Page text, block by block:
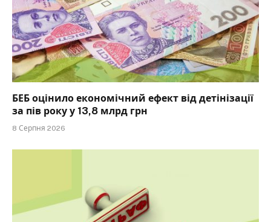
БЕБ оцінило економічний ефект від детінізації
за пів року у 13,8 млрд грн
8 Серпня 2026